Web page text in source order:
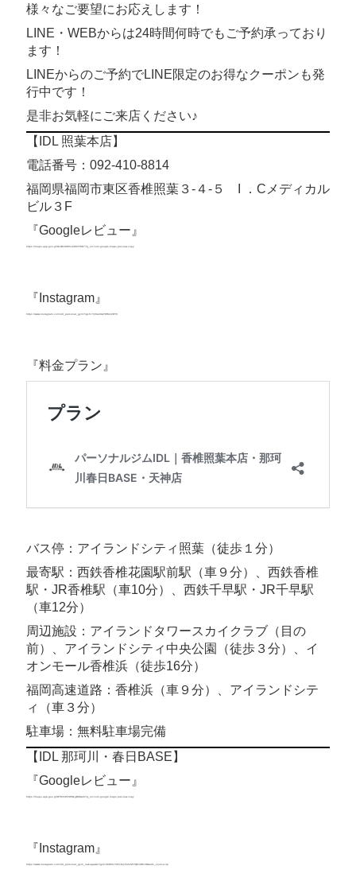
様々なご要望にお応えします！
LINE・WEBからは24時間何時でもご予約承っており
ます！
LINEからのご予約でLINE限定のお得なクーポンも発
行中です！
是非お気軽にご来店ください♪
【IDL 照葉本店】
電話番号：092-410-8814
福岡県福岡市東区香椎照葉３-４-５ I ．Cメディカル
ビル３F
『Googleレビュー』
https://maps.app.goo.gl/GcN6n8Hmx9X8VYbE7?g_st=com.google.maps.preview.copy
『Instagram』
https://www.instagram.com/idl_personal_gym?igsh=YjVtaXdwYWM2ZDY0
『料金プラン』
バス停：アイランドシティ照葉（徒歩１分）
最寄駅：西鉄香椎花園駅前駅（車９分）、西鉄香椎
駅・JR香椎駅（車10分）、西鉄千早駅・JR千早駅
（車12分）
周辺施設：アイランドタワースカイクラブ（目の
前）、アイランドシティ中央公園（徒歩３分）、イ
オンモール香椎浜（徒歩16分）
福岡高速道路：香椎浜（車９分）、アイランドシテ
ィ（車３分）
駐車場：無料駐車場完備
【IDL 那珂川・春日BASE】
『Googleレビュー』
https://maps.app.goo.gl/DTMmPkSPG1gBUfwe6?g_st=com.google.maps.preview.copy
『Instagram』
https://www.instagram.com/idl_personal_gym_nakagawa?igsh=MWVsYXFxMjJ5Z2U5YQ%3D%3D&utm_source=qr